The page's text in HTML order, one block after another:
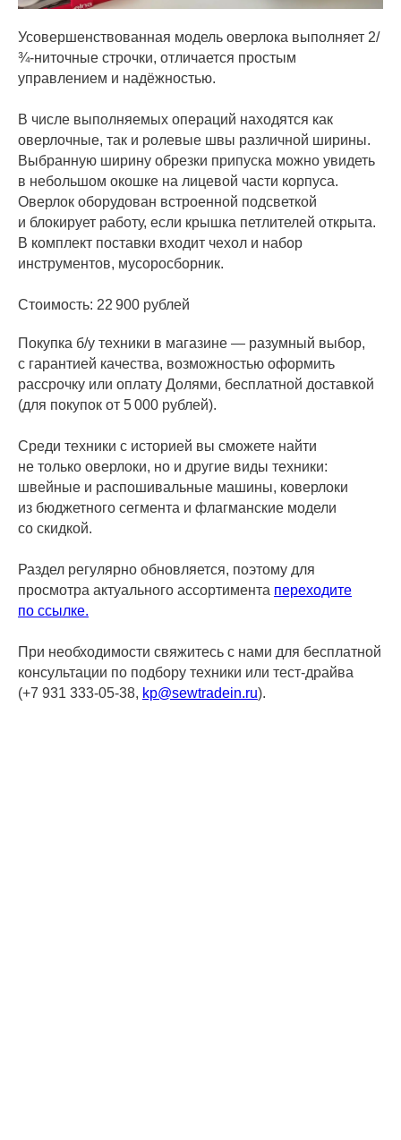
Усовершенствованная модель оверлока выполняет 2/
¾-ниточные строчки, отличается простым
управлением и надёжностью.
В числе выполняемых операций находятся как
оверлочные, так и ролевые швы различной ширины.
Выбранную ширину обрезки припуска можно увидеть
в небольшом окошке на лицевой части корпуса.
Оверлок оборудован встроенной подсветкой
и блокирует работу, если крышка петлителей открыта.
В комплект поставки входит чехол и набор
инструментов, мусоросборник.
Стоимость: 22 900 рублей
Покупка б/у техники в магазине — разумный выбор,
с гарантией качества, возможностью оформить
рассрочку или оплату Долями, бесплатной доставкой
(для покупок от 5 000 рублей).
Среди техники с историей вы сможете найти
не только оверлоки, но и другие виды техники:
швейные и распошивальные машины, коверлоки
из бюджетного сегмента и флагманские модели
со скидкой.
Раздел регулярно обновляется, поэтому для
просмотра актуального ассортимента переходите
по ссылке.
При необходимости свяжитесь с нами для бесплатной
консультации по подбору техники или тест-драйва
(+7 931 333-05-38, kp@sewtradein.ru).